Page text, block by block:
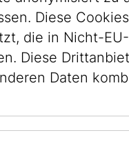
mit feinem
gezeichneter
und ein Jude
und
oder
zum Denken
Diese
die in Nicht-
Diese
Daten